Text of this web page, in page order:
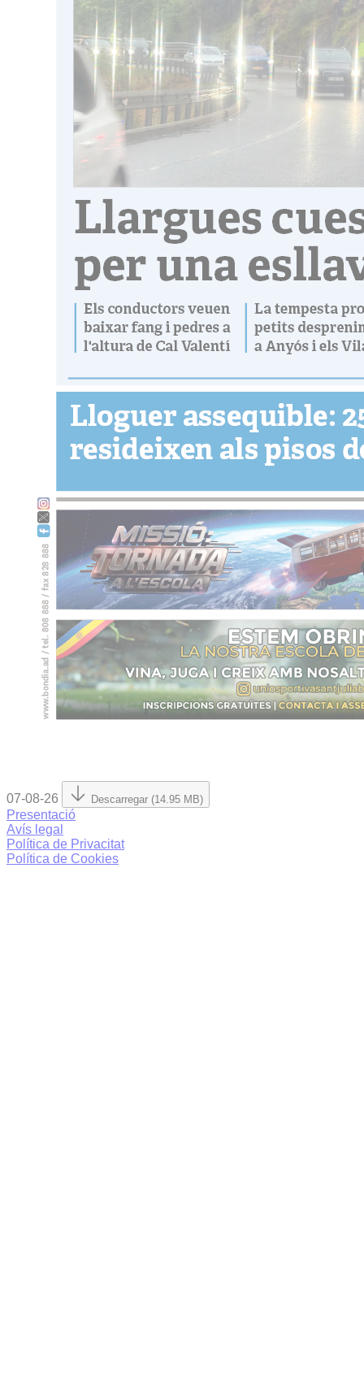
07-08-26 Descarregar (14.95 MB)
Presentació
Avís legal
Política de Privacitat
Política de Cookies